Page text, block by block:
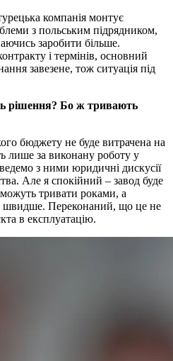
компанія монтує
з польським підрядником,
заробити більше.
і термінів, основний
завезене, тож ситуація під
рішення? Бо ж тривають
бюджету не буде витрачена на
лише за виконану роботу у
з ними юридичні дискусії
Але я спокійний – завод буде
тривати роками, а
швидше. Переконаний, що це не
в експлуатацію.